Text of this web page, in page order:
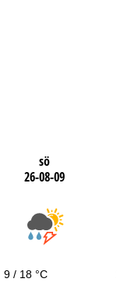
sö
26-08-09
9 / 18 °C